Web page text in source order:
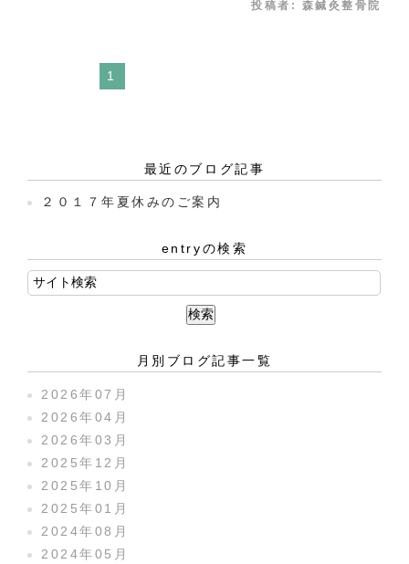
投稿者: 森鍼灸整骨院
1
最近のブログ記事
２０１７年夏休みのご案内
entryの検索
月別ブログ記事一覧
2026年07月
2026年04月
2026年03月
2025年12月
2025年10月
2025年01月
2024年08月
2024年05月